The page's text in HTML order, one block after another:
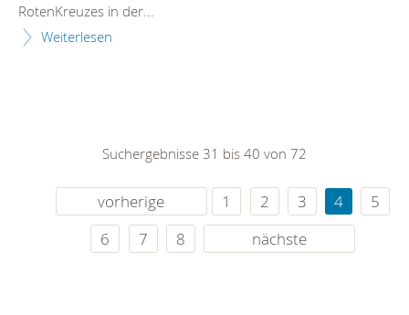
RotenKreuzes in der...
Weiterlesen
Suchergebnisse 31 bis 40 von 72
vorherige 1 2 3 4
5
6
7 8 nächste